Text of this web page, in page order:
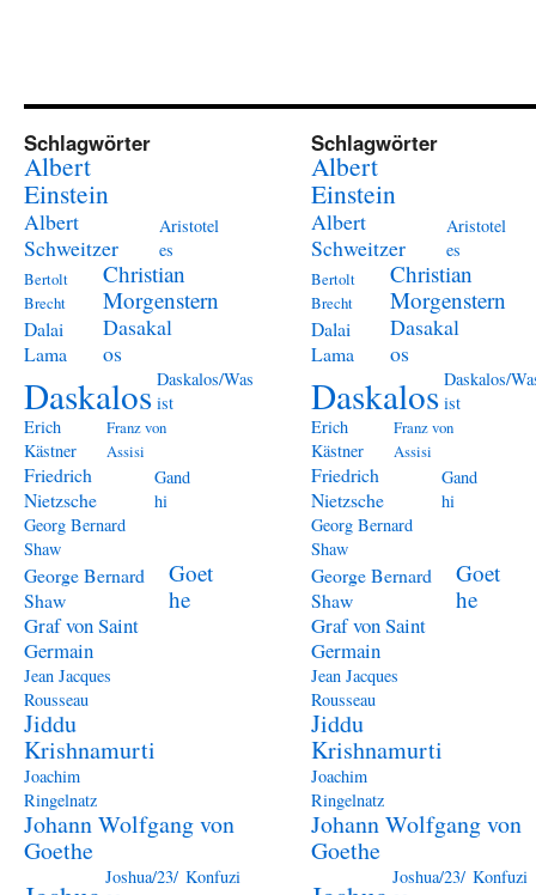
Schlagwörter
Albert
Einstein
Albert
Schweitzer
Aristotel
es
Bertolt
Brecht
Christian
Morgenstern
Dalai
Lama
Dasakal
os
Daskalos Daskalos/Was
ist
Erich
Kästner
Franz von
Assisi
Friedrich
Nietzsche
Gand
hi
Georg Bernard
Shaw
George Bernard
Shaw
Goet
he
Graf von Saint
Germain
Jean Jacques
Rousseau
Jiddu
Krishnamurti
Joachim
Ringelnatz
Johann Wolfgang von
Goethe
Joshua/23/ Konfuzi
Schlagwörter
Albert
Einstein
Albert
Schweitzer
Aristotel
es
Bertolt
Brecht
Christian
Morgenstern
Dalai
Lama
Dasakal
os
Daskalos Daskalos/
ist
Erich
Kästner
Franz von
Assisi
Friedrich
Nietzsche
Gand
hi
Georg Bernard
Shaw
George Bernard
Shaw
Goet
he
Graf von Saint
Germain
Jean Jacques
Rousseau
Jiddu
Krishnamurti
Joachim
Ringelnatz
Johann Wolfgang von
Goethe
Joshua/23/ Konfuzi